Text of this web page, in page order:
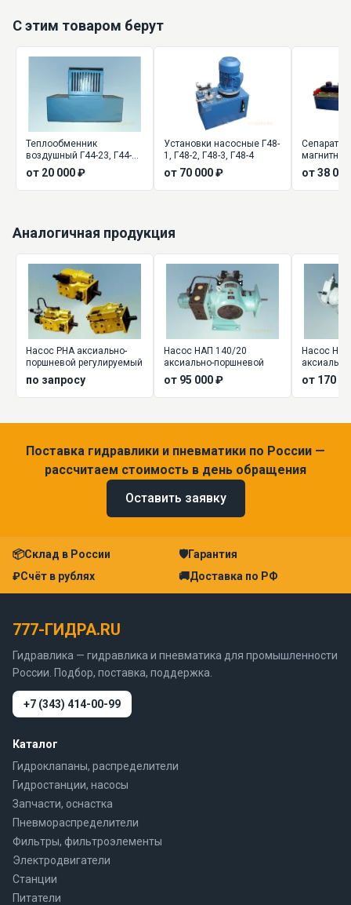
С этим товаром берут
Теплообменник
воздушный Г44-23, Г44-
24, Г44-25
от 20 000 ₽
Установки насосные Г48-
1, Г48-2, Г48-3, Г48-4
от 70 000 ₽
44, Х43-45
от 38
Аналогичная продукция
Насос РНА аксиально-
поршневой регулируемый
по запросу
Насос НАП 140/20
аксиально-поршневой
от 95 000 ₽
Насос
от 170
Поставка гидравлики и пневматики по России —
рассчитаем стоимость в день обращения
Оставить заявку
📦Склад в России 🛡Гарантия
₽Счёт в рублях 🚚Доставка по РФ
777-ГИДРА.RU
Гидравлика — гидравлика и пневматика для промышленности
России. Подбор, поставка, поддержка.
+7 (343) 414-00-99
Каталог
Гидроклапаны, распределители
Гидростанции, насосы
Запчасти, оснастка
Пневмораспределители
Фильтры, фильтроэлементы
Электродвигатели
Станции
Питатели